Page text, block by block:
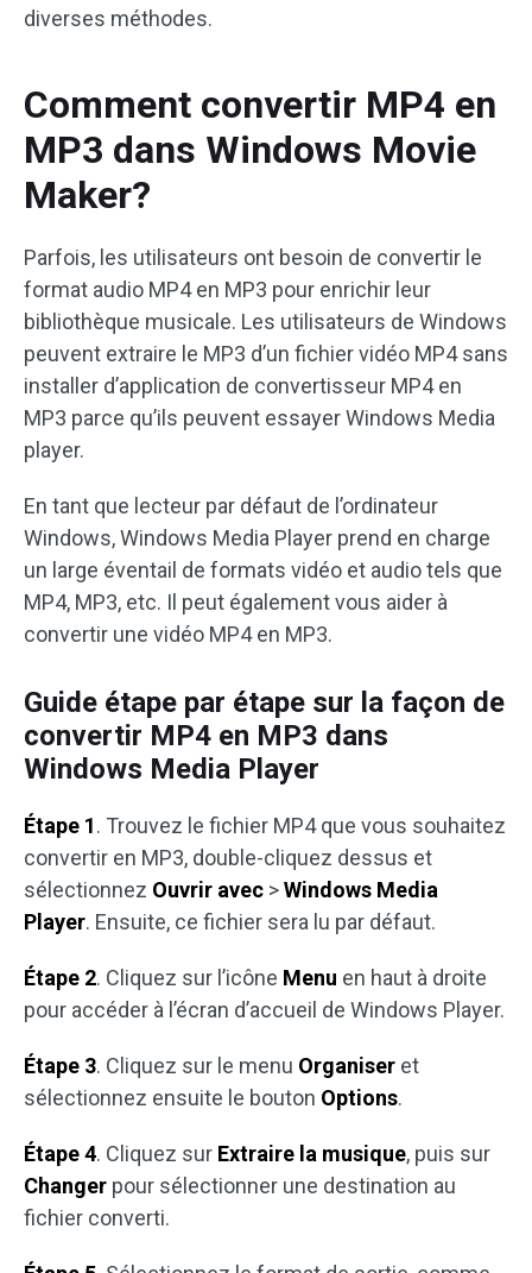
diverses méthodes.
Comment convertir MP4 en
MP3 dans Windows Movie
Maker?
Parfois, les utilisateurs ont besoin de convertir le
format audio MP4 en MP3 pour enrichir leur
bibliothèque musicale. Les utilisateurs de Windows
peuvent extraire le MP3 d’un fichier vidéo MP4 sans
installer d’application de convertisseur MP4 en
MP3 parce qu’ils peuvent essayer Windows Media
player.
En tant que lecteur par défaut de l’ordinateur
Windows, Windows Media Player prend en charge
un large éventail de formats vidéo et audio tels que
MP4, MP3, etc. Il peut également vous aider à
convertir une vidéo MP4 en MP3.
Guide étape par étape sur la façon de
convertir MP4 en MP3 dans
Windows Media Player
Étape 1. Trouvez le fichier MP4 que vous souhaitez
convertir en MP3, double-cliquez dessus et
sélectionnez Ouvrir avec >Windows Media
Player. Ensuite, ce fichier sera lu par défaut.
Étape 2. Cliquez sur l’icône Menu en haut à droite
pour accéder à l’écran d’accueil de Windows Player.
Étape 3. Cliquez sur le menu Organiser et
sélectionnez ensuite le bouton Options.
Étape 4. Cliquez sur Extraire la musique, puis sur
Changer pour sélectionner une destination au
fichier converti.